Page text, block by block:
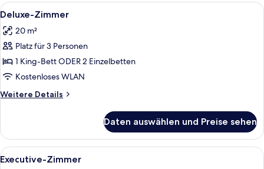
Alle
Fotos
für
Deluxe-
Zimmer
anzeigen
Ein Hotelzimmer mit einem Bett,
9
Deluxe-Zimmer
20 m²
Platz für 3 Personen
1 King-Bett ODER 2 Einzelbetten
Kostenloses WLAN
Weitere Details
Weitere
Zimmer
Daten auswählen und Preise sehen
Alle
Fotos
Ein Hotelzimmer mit einer Couch,
9
Executive-Zimmer